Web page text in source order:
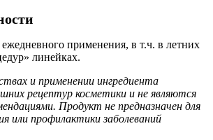
применения, в т.ч. в летних
линейках.
и применении ингредиента
рецептур косметики и не являются
Продукт не предназначен для
или профилактики заболеваний